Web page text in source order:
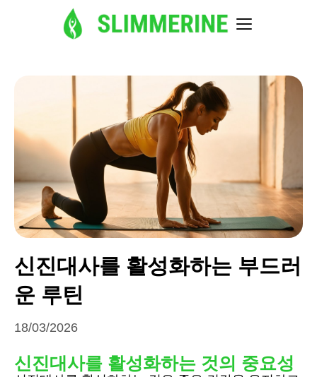
신진대사를 활성화하는 부드러
운 루틴
18/03/2026
신진대사를 활성화하는 것의 중요성